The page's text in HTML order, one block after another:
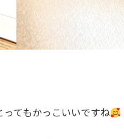
てもかっこいいですね